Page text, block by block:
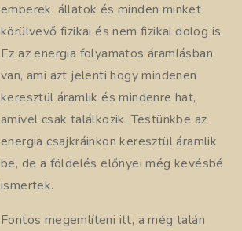
emberek, állatok és minden minket
körülvevő fizikai és nem fizikai dolog is.
Ez az energia folyamatos áramlásban
van, ami azt jelenti hogy mindenen
keresztül áramlik és mindenre hat,
amivel csak találkozik. Testünkbe az
energia csajkráinkon keresztül áramlik
be, de a földelés előnyei még kevésbé
ismertek.
Fontos megemlíteni itt, a még talán